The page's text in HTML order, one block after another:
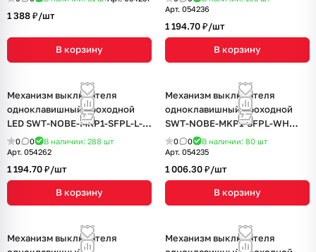
1 388 ₽/шт
В корзину
кварц)
Арт. 054236
1 194.70 ₽/шт
В корзину
Механизм выключателя
одноклавишный проходной
LED SWT-NOBE-MKP1-SFPL-L-
GD (230V, 10A) (Arlight,
Золотой песок)
0 0 В наличии: 288 шт
Арт. 054262
1 194.70 ₽/шт
В корзину
Механизм выключателя
одноклавишный проходной
SWT-NOBE-MKP1-SFPL-WH
(230V, 10A) (Arlight, Белый
кварц)
0 0 В наличии: 80 шт
Арт. 054235
1 006.30 ₽/шт
В корзину
Механизм выключателя
Механизм выключателя